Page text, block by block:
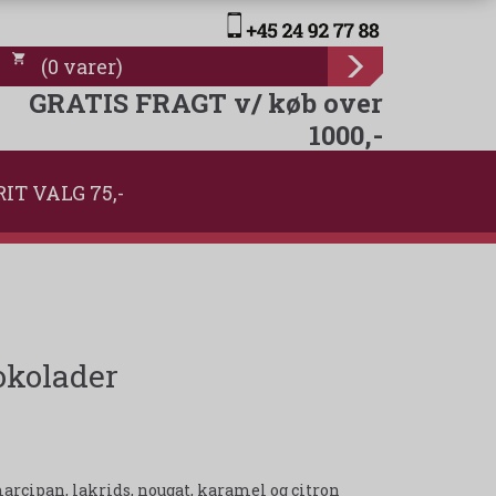
(0 varer)
GRATIS FRAGT v/ køb over
1000,-
VALG 75,-
lakrids, nougat, karamel og citron